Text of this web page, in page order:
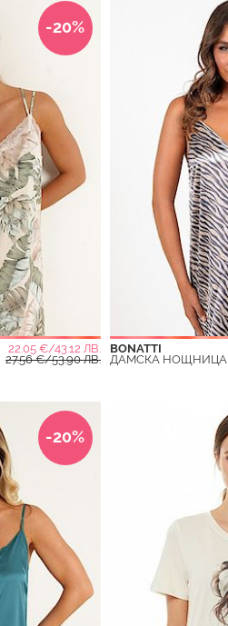
-20%
22.05 €/43.12 ЛВ.
27.56 €/53.90 ЛВ.
BONATTI
ДАМСКА НОЩНИЦА
-20%